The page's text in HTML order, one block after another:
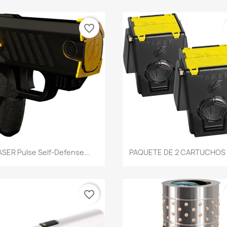
Vista rápida
Pulse Self-Defense...
favorite_border
Vista rápida
PAQUETE DE 2 CARTUCHOS
favorite_border